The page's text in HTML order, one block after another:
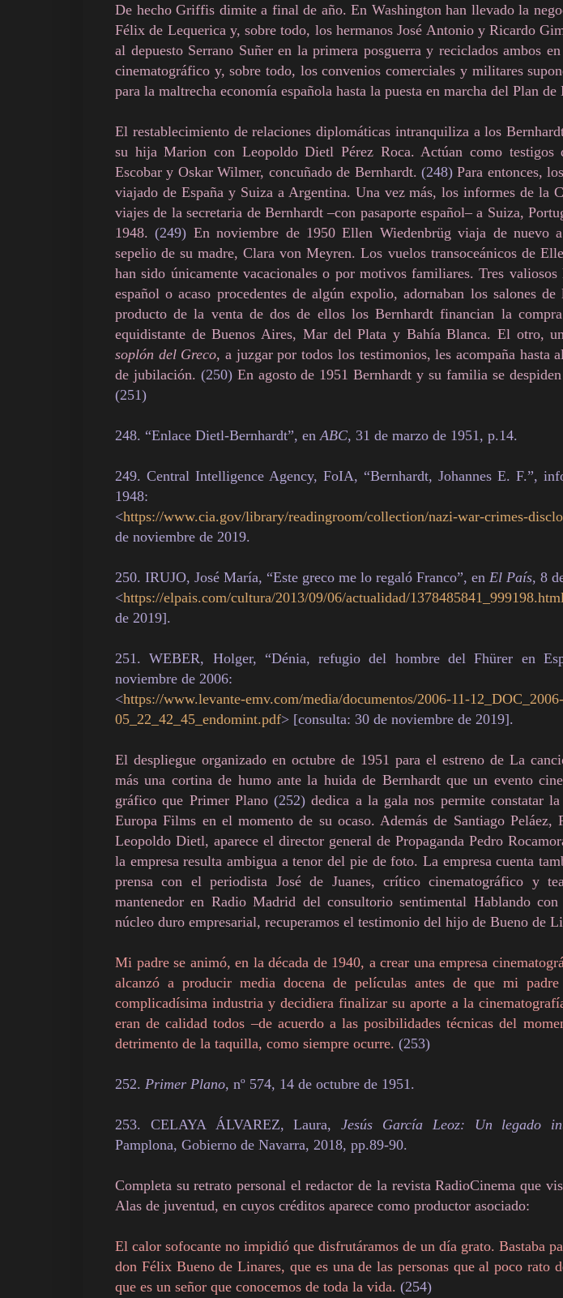
De hecho Griffis dimite a final de año. En Washington han llevado la
Félix de Lequerica y, sobre todo, los hermanos José Antonio y Ricardo
al depuesto Serrano Suñer en la primera posguerra y reciclados ambos
cinematográfico y, sobre todo, los convenios comerciales y militares
para la maltrecha economía española hasta la puesta en marcha del Plan
El restablecimiento de relaciones diplomáticas intranquiliza a los
su hija Marion con Leopoldo Dietl Pérez Roca. Actúan como testigos
Escobar y Oskar Wilmer, concuñado de Bernhardt. (248) Para entonces,
viajado de España y Suiza a Argentina. Una vez más, los informes de la
viajes de la secretaria de Bernhardt –con pasaporte español– a Suiza,
1948.(249) En noviembre de 1950 Ellen Wiedenbrüg viaja de nuevo
sepelio de su madre, Clara von Meyren. Los vuelos transoceánicos de
han sido únicamente vacacionales o por motivos familiares. Tres
español o acaso procedentes de algún expolio, adornaban los salones
producto de la venta de dos de ellos los Bernhardt financian la
equidistante de Buenos Aires, Mar del Plata y Bahía Blanca. El otro,
soplón del Greco, a juzgar por todos los testimonios, les acompaña hasta
de jubilación. (250)En agosto de 1951 Bernhardt y su familia se
(251)
248. “Enlace Dietl-Bernhardt”, en ABC, 31 de marzo de 1951, p.14.
249. Central Intelligence Agency, FoIA, “Bernhardt, Johannes E. F.”,
1948:
<https://www.cia.gov/library/readingroom/collection/nazi-war-crimes-
de noviembre de 2019.
250. IRUJO, José María, “Este greco me lo regaló Franco”, en El País, 8
<https://elpais.com/cultura/2013/09/06/actualidad/1378485841_999198.html
de 2019].
251. WEBER, Holger, “Dénia, refugio del hombre del Fhürer en
noviembre de 2006:
<https://www.levante-emv.com/media/documentos/2006-11-
05_22_42_45_endomint.pdf> [consulta: 30 de noviembre de 2019].
El despliegue organizado en octubre de 1951 para el estreno de La
más una cortina de humo ante la huida de Bernhardt que un evento
gráfico que Primer Plano (252) dedica a la gala nos permite constatar
Europa Films en el momento de su ocaso. Además de Santiago
Leopoldo Dietl, aparece el director general de Propaganda Pedro
la empresa resulta ambigua a tenor del pie de foto. La empresa cuenta
prensa con el periodista José de Juanes, crítico cinematográfico y
mantenedor en Radio Madrid del consultorio sentimental Hablando
núcleo duro empresarial, recuperamos el testimonio del hijo de Bueno de
Mi padre se animó, en la década de 1940, a crear una empresa
alcanzó a producir media docena de películas antes de que mi
complicadísima industria y decidiera finalizar su aporte a la
eran de calidad todos –de acuerdo a las posibilidades técnicas del
detrimento de la taquilla, como siempre ocurre. (253)
252. Primer Plano, nº 574, 14 de octubre de 1951.
253. CELAYA ÁLVAREZ, Laura,Jesús García Leoz: Un legado
Pamplona, Gobierno de Navarra, 2018, pp.89-90.
Completa su retrato personal el redactor de la revista RadioCinema que
Alas de juventud, en cuyos créditos aparece como productor asociado:
El calor sofocante no impidió que disfrutáramos de un día grato. Bastaba
don Félix Bueno de Linares, que es una de las personas que al poco rato
que es un señor que conocemos de toda la vida. (254)